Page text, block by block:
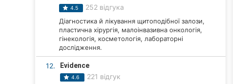
4.5 252 відгука
Діагностика й лікування щитоподібної залози,
пластична хірургія, малоінвазивна онкологія,
гінекологія, косметологія, лабораторні
дослідження.
12. Evidence
4.6 221 відгук